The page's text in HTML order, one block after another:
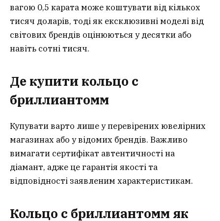
вагою 0,5 карата може коштувати від кількох
тисяч доларів, тоді як ексклюзивні моделі від
світових брендів оцінюються у десятки або
навіть сотні тисяч.
Де купити кольцо с
бриллиантомм
Купувати варто лише у перевірених ювелірних
магазинах або у відомих брендів. Важливо
вимагати сертифікат автентичності на
діамант, адже це гарантія якості та
відповідності заявленим характеристикам.
Кольцо с бриллиантомм як